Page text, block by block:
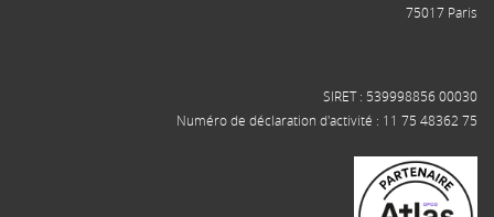
75017 Paris
SIRET : 539998856 00030
Numéro de déclaration d'activité : 11 75 48362 75